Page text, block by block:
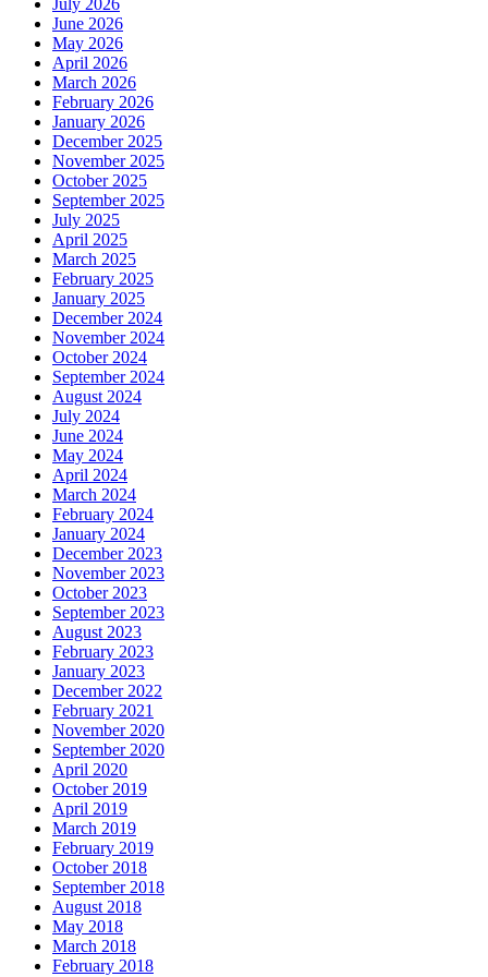
July 2026
June 2026
May 2026
April 2026
March 2026
February 2026
January 2026
December 2025
November 2025
October 2025
September 2025
July 2025
April 2025
March 2025
February 2025
January 2025
December 2024
November 2024
October 2024
September 2024
August 2024
July 2024
June 2024
May 2024
April 2024
March 2024
February 2024
January 2024
December 2023
November 2023
October 2023
September 2023
August 2023
February 2023
January 2023
December 2022
February 2021
November 2020
September 2020
April 2020
October 2019
April 2019
March 2019
February 2019
October 2018
September 2018
August 2018
May 2018
March 2018
February 2018